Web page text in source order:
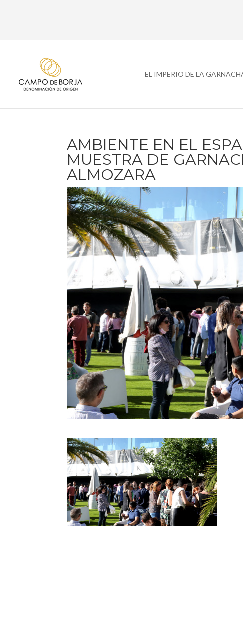
EL IMPERIO DE LA
AMBIENTE EN EL
MUESTRA DE
ALMOZARA